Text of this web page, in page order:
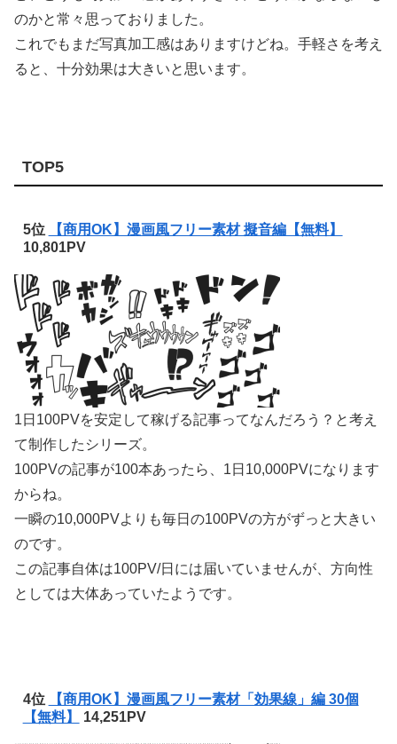
のかと常々思っておりました。
これでもまだ写真加工感はありますけどね。手軽さを考え
ると、十分効果は大きいと思います。
TOP5
5位
【商用OK】漫画風フリー素材 擬音編【無料】
10,801PV
1日100PVを安定して稼げる記事ってなんだろう？と考え
て制作したシリーズ。
100PVの記事が100本あったら、1日10,000PVになります
からね。
一瞬の10,000PVよりも毎日の100PVの方がずっと大きい
のです。
この記事自体は100PV/日には届いていませんが、方向性
としては大体あっていたようです。
4位
【商用OK】漫画風フリー素材「効果線」編 30個
【無料】
14,251PV